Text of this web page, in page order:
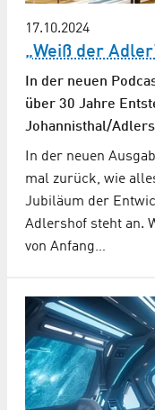
17.10.2024
„Weiß der
In der neuen
über 30 Jahre
Johannisthal/
In der neuen
mal zurück, wie
Jubiläum der
Adlershof steht an.
von Anfang…